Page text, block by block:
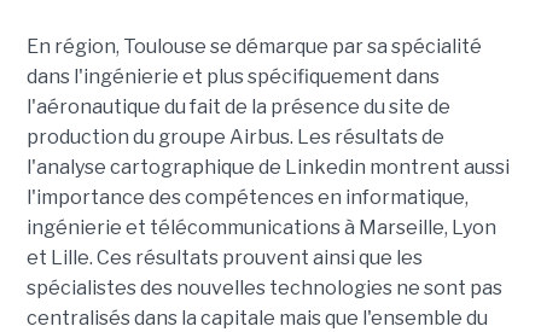
En région, Toulouse se démarque par sa spécialité
dans l'ingénierie et plus spécifiquement dans
l'aéronautique du fait de la présence du site de
production du groupe Airbus. Les résultats de
l'analyse cartographique de Linkedin montrent aussi
l'importance des compétences en informatique,
ingénierie et télécommunications à Marseille, Lyon
et Lille. Ces résultats prouvent ainsi que les
spécialistes des nouvelles technologies ne sont pas
centralisés dans la capitale mais que l'ensemble du